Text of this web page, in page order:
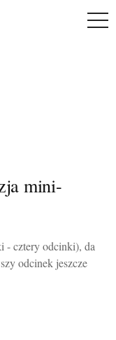
mini-
- cztery odcinki), da
odcinek jeszcze